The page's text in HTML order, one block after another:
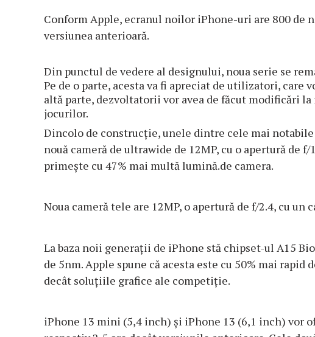
Conform Apple, ecranul noilor iPhone-uri are 800 de
versiunea anterioară.
Din punctul de vedere al designului, noua serie se
Pe de o parte, acesta va fi apreciat de utilizatori, care
altă parte, dezvoltatorii vor avea de făcut modificări
jocurilor.
Dincolo de construcţie, unele dintre cele mai
nouă cameră de ultrawide de 12MP, cu o apertură de
primeşte cu 47% mai multă lumină.de camera.
Noua cameră tele are 12MP, o apertură de f/2.4, cu un
La baza noii generaţii de iPhone stă chipset-ul A15
de 5nm. Apple spune că acesta este cu 50% mai rapid
decât soluţiile grafice ale competiţie.
iPhone 13 mini (5,4 inch) şi iPhone 13 (6,1 inch) vor